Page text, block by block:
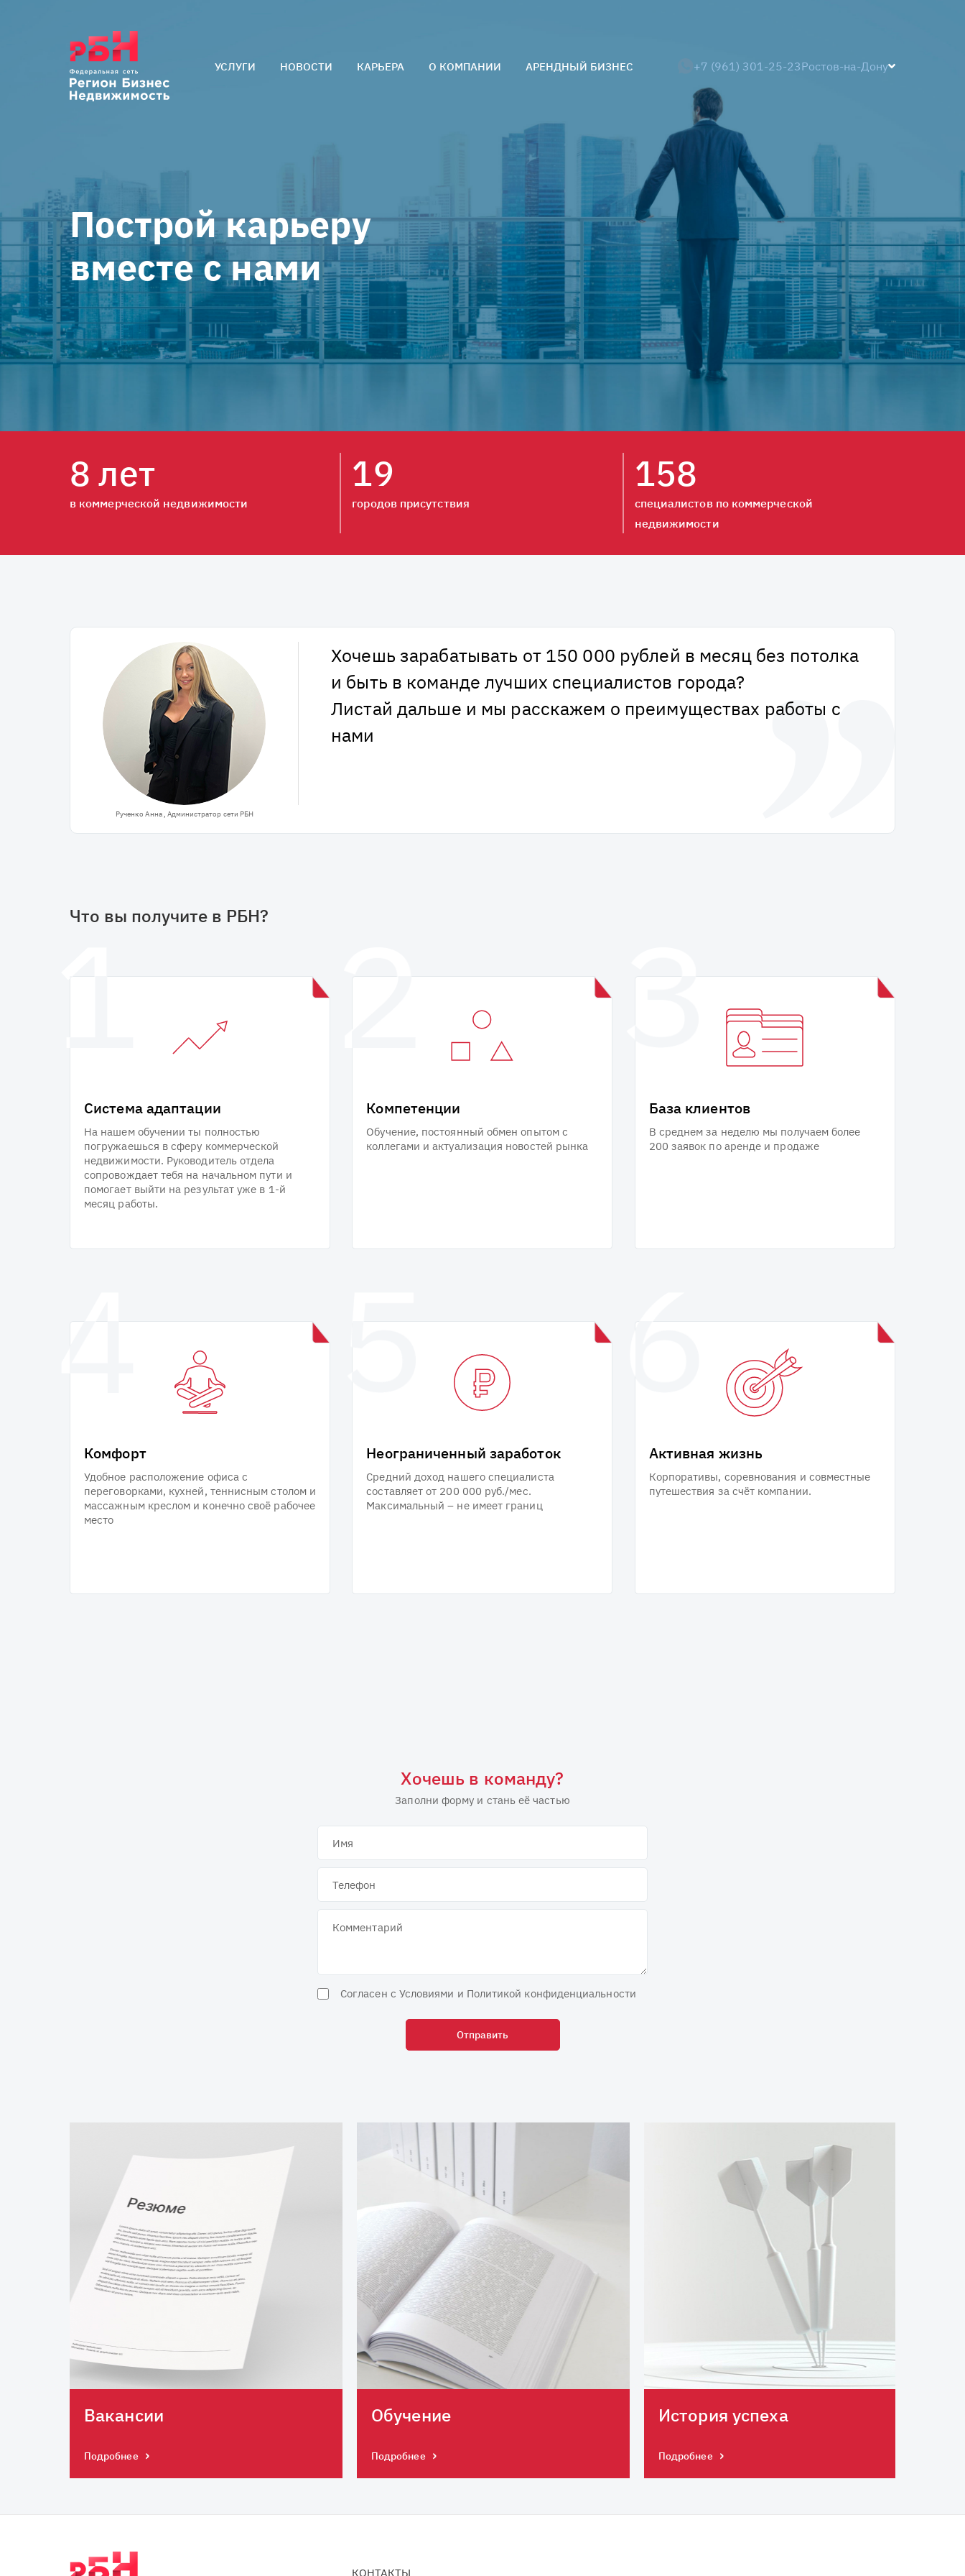
УСЛУГИ НОВОСТИ КАРЬЕРА О КОМПАНИИ АРЕНДНЫЙ БИЗНЕС +7 (961) 301-25-23Ростов-на-Дону
Построй карьеру
вместе с нами
8 лет
в коммерческой недвижимости
19
городов присутствия
158
специалистов по коммерческой
недвижимости
Рученко Анна , Администратор сети РБН
Хочешь зарабатывать от 150 000 рублей в месяц без потолка
и быть в команде лучших специалистов города?
Листай дальше и мы расскажем о преимуществах работы с
нами
Что вы получите в РБН?
Система адаптации
На нашем обучении ты полностью
погружаешься в сферу коммерческой
недвижимости. Руководитель отдела
сопровождает тебя на начальном пути и
помогает выйти на результат уже в 1-й
месяц работы.
Компетенции
Обучение, постоянный обмен опытом с
коллегами и актуализация новостей рынка
База клиентов
В среднем за неделю мы получаем более
200 заявок по аренде и продаже
Комфорт
Удобное расположение офиса с
переговорками, кухней, теннисным столом и
массажным креслом и конечно своё рабочее
место
Неограниченный заработок
Средний доход нашего специалиста
составляет от 200 000 руб./мес.
Максимальный – не имеет границ
Активная жизнь
Корпоративы, соревнования и совместные
путешествия за счёт компании.
Хочешь в команду?
Заполни форму и стань её частью
Согласен с Условиями и Политикой конфиденциальности
Отправить
Вакансии
Подробнее
Обучение
Подробнее
История успеха
Подробнее
КОНТАКТЫ